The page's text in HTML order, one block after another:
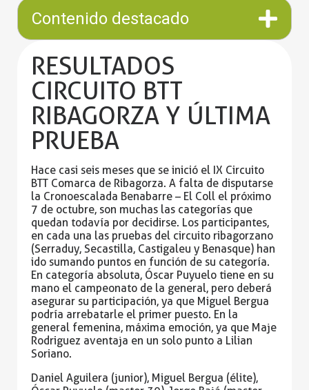
Contenido destacado
RESULTADOS
CIRCUITO BTT
RIBAGORZA Y ÚLTIMA
PRUEBA
Hace casi seis meses que se inició el IX Circuito
BTT Comarca de Ribagorza. A falta de disputarse
la Cronoescalada Benabarre – El Coll el próximo
7 de octubre, son muchas las categorías que
quedan todavía por decidirse. Los participantes,
en cada una las pruebas del circuito ribagorzano
(Serraduy, Secastilla, Castigaleu y Benasque) han
ido sumando puntos en función de su categoría.
En categoría absoluta, Óscar Puyuelo tiene en su
mano el campeonato de la general, pero deberá
asegurar su participación, ya que Miguel Bergua
podría arrebatarle el primer puesto. En la
general femenina, máxima emoción, ya que Maje
Rodriguez aventaja en un solo punto a Lilian
Soriano.
Daniel Aguilera (junior), Miguel Bergua (élite),